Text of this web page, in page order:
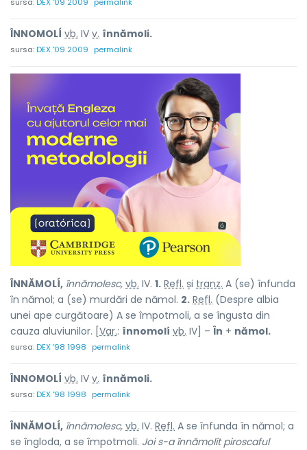
ÎNNOMOLÍ vb. IV v. înnămoli.
sursa:DEX '09 2009 permalink
ÎNNĂMOLÍ, înnămolesc, vb. IV. 1. Refl. și tranz. A (se) înfunda
în nămol; a (se) murdări de nămol. 2. Refl. (Despre albia
unei ape curgătoare) A se împotmoli, a se îngusta din
cauza aluviunilor. [ Var.: înnomolí vb. IV] – În + nămol.
sursa:DEX '98 1998 permalink
ÎNNOMOLÍ vb. IV v. înnămoli.
sursa:DEX '98 1998 permalink
ÎNNĂMOLÍ, înnămolesc, vb. IV. Refl. A se înfunda în nămol; a
se îngloda, a se împotmoli. Joi s-a înnămolit piroscaful